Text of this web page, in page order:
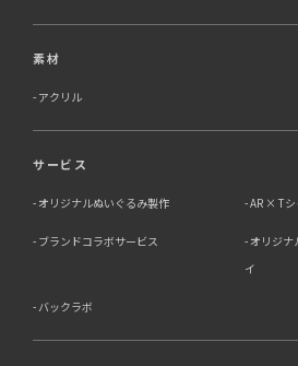
素材
アクリル
サービス
オリジナルぬいぐるみ製作 AR × Tシ
ブランドコラボサービス
オリジナ
イ
バックラボ